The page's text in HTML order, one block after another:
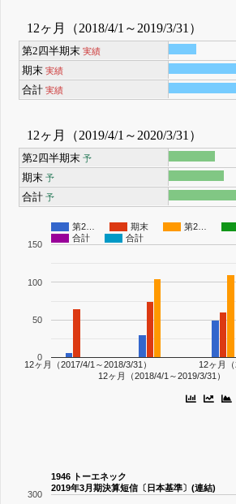
12ヶ月（2018/4/1～2019/3/31）
第2四半期末実績
期末実績
合計実績
12ヶ月（2019/4/1～2020/3/31）
第2四半期末 予
期末 予
合計 予
第2… 期末 第2…
合計
合計
12ヶ月（2017/4/1～2018/3/31）
12ヶ月（2018/4/1～2019/3/31）
12ヶ月
0
50
100
150
1946 トーエネック
2019年3月期決算短信〔日本基準〕(連結)
300